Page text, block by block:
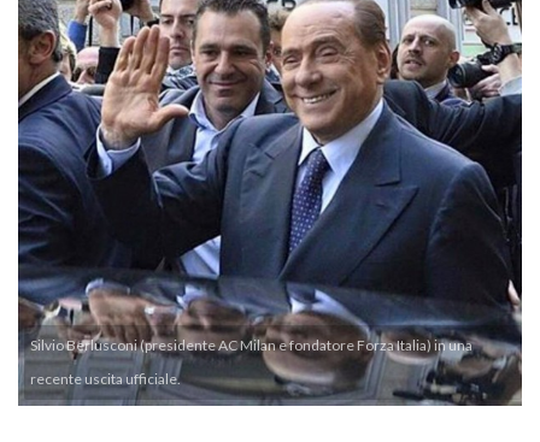
Silvio Berlusconi (presidente AC Milan e fondatore Forza Italia) in una
recente uscita ufficiale.